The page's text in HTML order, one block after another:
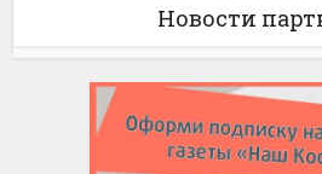
Новости